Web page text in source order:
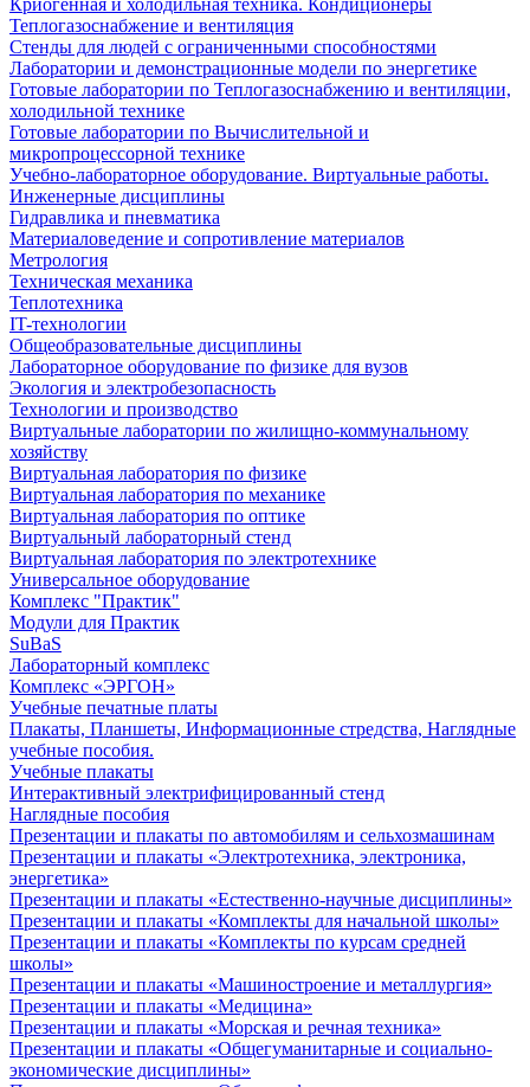
Криогенная и холодильная техника. Кондиционеры
Теплогазоснабжение и вентиляция
Стенды для людей с ограниченными способностями
Лаборатории и демонстрационные модели по энергетике
Готовые лаборатории по Теплогазоснабжению и вентиляции,
холодильной технике
Готовые лаборатории по Вычислительной и
микропроцессорной технике
Учебно-лабораторное оборудование. Виртуальные работы.
Инженерные дисциплины
Гидравлика и пневматика
Материаловедение и сопротивление материалов
Метрология
Техническая механика
Теплотехника
IT-технологии
Общеобразовательные дисциплины
Лабораторное оборудование по физике для вузов
Экология и электробезопасность
Технологии и производство
Виртуальные лаборатории по жилищно-коммунальному
хозяйству
Виртуальная лаборатория по физике
Виртуальная лаборатория по механике
Виртуальная лаборатория по оптике
Виртуальный лабораторный стенд
Виртуальная лаборатория по электротехнике
Универсальное оборудование
Комплекс "Практик"
Модули для Практик
SuBaS
Лабораторный комплекс
Комплекс «ЭРГОН»
Учебные печатные платы
Плакаты, Планшеты, Информационные стредства, Наглядные
учебные пособия.
Учебные плакаты
Интерактивный электрифицированный стенд
Наглядные пособия
Презентации и плакаты по автомобилям и сельхозмашинам
Презентации и плакаты «Электротехника, электроника,
энергетика»
Презентации и плакаты «Естественно-научные дисциплины»
Презентации и плакаты «Комплекты для начальной школы»
Презентации и плакаты «Комплекты по курсам средней
школы»
Презентации и плакаты «Машиностроение и металлургия»
Презентации и плакаты «Медицина»
Презентации и плакаты «Морская и речная техника»
Презентации и плакаты «Общегуманитарные и социально-
экономические дисциплины»